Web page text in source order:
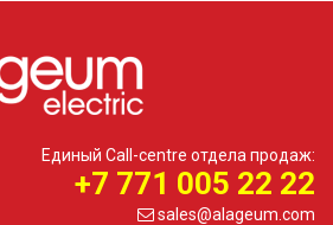
Единый Call-centre отдела продаж:
+7 771 005 22 22
sales@alageum.com